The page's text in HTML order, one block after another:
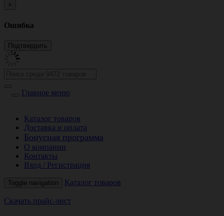
×
Ошибка
Главное меню
Каталог товаров
Доставка и оплата
Бонусная программа
О компании
Контакты
Вход / Регистрация
Toggle navigation Каталог товаров
Скачать прайс-лист